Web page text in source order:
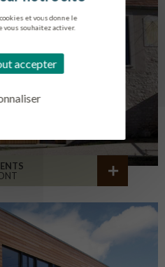
et vous donne le
vous souhaitez activer.
accepter